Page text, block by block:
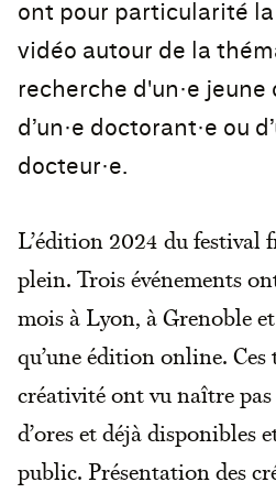
ont pour particularité
vidéo autour de la
recherche d'un·e jeune
d’un·e doctorant·e ou
docteur·e.
L’édition 2024 du festival
plein. Trois événements
mois à Lyon, à Grenoble
qu’une édition online. Ces
créativité ont vu naître
d’ores et déjà disponibles
public. Présentation des